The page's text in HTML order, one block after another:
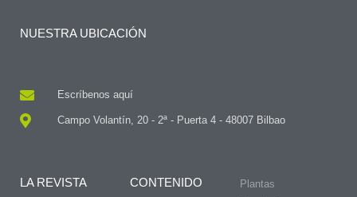
NUESTRA UBICACIÓN
Escríbenos aquí
Campo Volantín, 20 - 2ª - Puerta 4 - 48007 Bilbao
LA REVISTA CONTENIDO
Plantas